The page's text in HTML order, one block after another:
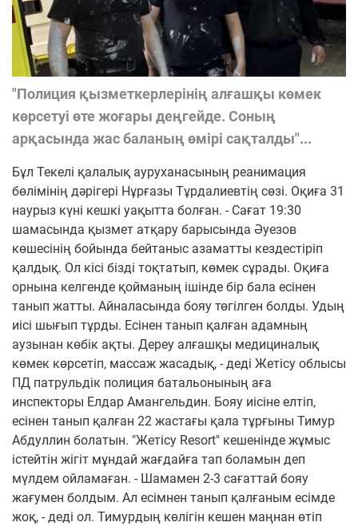
"Полиция қызметкерлерінің алғашқы көмек
көрсетуі өте жоғары деңгейде. Соның
арқасында жас баланың өмірі сақталды"...
Бұл Текелі қалалық ауруханасының реанимация
бөлімінің дәрігері Нұрғазы Тұрдалиевтің сөзі. Оқиға 31
наурыз күні кешкі уақытта болған. - Сағат 19:30
шамасында қызмет атқару барысында Әуезов
көшесінің бойында бейтаныс азаматты кездестіріп
қалдық. Ол кісі бізді тоқтатып, көмек сұрады. Оқиға
орнына келгенде қойманың ішінде бір бала есінен
танып жатты. Айналасында бояу төгілген болды. Удың
иісі шығып тұрды. Есінен танып қалған адамның
аузынан көбік ақты. Дереу алғашқы медициналық
көмек көрсетіп, массаж жасадық, - деді Жетісу облысы
ПД патрульдік полиция батальонының аға
инспекторы Елдар Амангельдин. Бояу иісіне елтіп,
есінен танып қалған 22 жастағы қала тұрғыны Тимур
Абдуллин болатын. "Жетісу Resort" кешенінде жұмыс
істейтін жігіт мұндай жағдайға тап боламын деп
мүлдем ойламаған. - Шамамен 2-3 сағаттай бояу
жағумен болдым. Ал есімнен танып қалғаным есімде
жоқ, - деді ол. Тимурдың көлігін кешен маңнан өтіп